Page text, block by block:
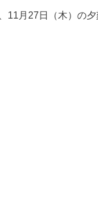
月27日（木）の夕